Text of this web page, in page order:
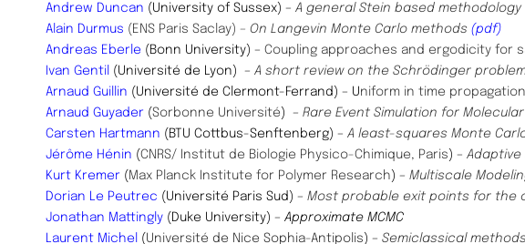
Andrew Duncan (University of Sussex) – A general Stein based
Alain Durmus (ENS Paris Saclay) – On Langevin Monte Carlo methods (pdf)
Andreas Eberle (Bonn University) – Coupling approaches and ergodicity for
Ivan Gentil (Université de Lyon) – A short review on the Schrödinger
Arnaud Guillin (Université de Clermont-Ferrand) – Uniform in time
Arnaud Guyader (Sorbonne Université) – Rare Event Simulation for
Carsten Hartmann (BTU Cottbus-Senftenberg) – A least-squares Monte
Jérôme Hénin (CNRS/ Institut de Biologie Physico-Chimique, Paris) –
Kurt Kremer ( Max Planck Institute for Polymer Research) – Multiscale
Dorian Le Peutrec (Université Paris Sud) – Most probable exit points for the
Jonathan Mattingly (Duke University) – Approximate MCMC
Laurent Michel
(Université de Nice Sophia-Antipolis) – Semiclassical